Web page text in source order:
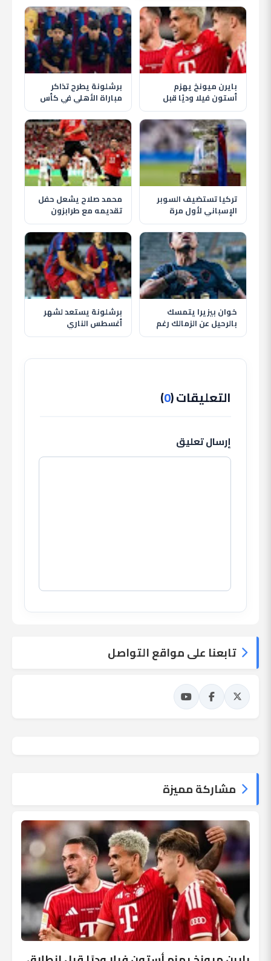
بايرن ميونخ يهزم
أستون فيلا وديًا قبل
انطلاق الموسم الجديد
برشلونة يطرح تذاكر
مباراة الأهلي في كأس
خوان جامبر قبل موقعة
كامب نو
تركيا تستضيف السوبر
الإسباني لأول مرة
بمشاركة برشلونة
وريال مدريد
محمد صلاح يشعل حفل
تقديمه مع طرابزون
سبور وسط استقبال
تاريخي للجماهير
خوان بيزيرا يتمسك
بالرحيل عن الزمالك رغم
قرار النادي وغموض
برشلونة يستعد لشهر
أغسطس الناري
بمواجهة الأهلي وظهور
التعليقات (0
)
إرسال تعليق
تابعنا على مواقع التواصل
مشاركة مميزة